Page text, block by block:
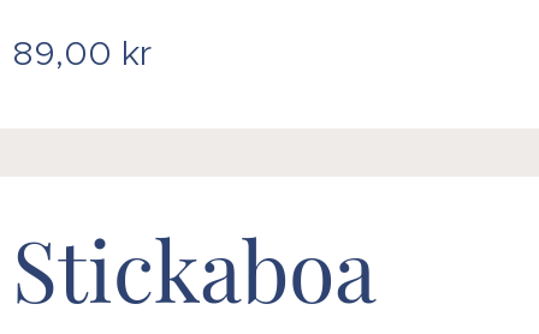
89,00 kr
Stickaboa